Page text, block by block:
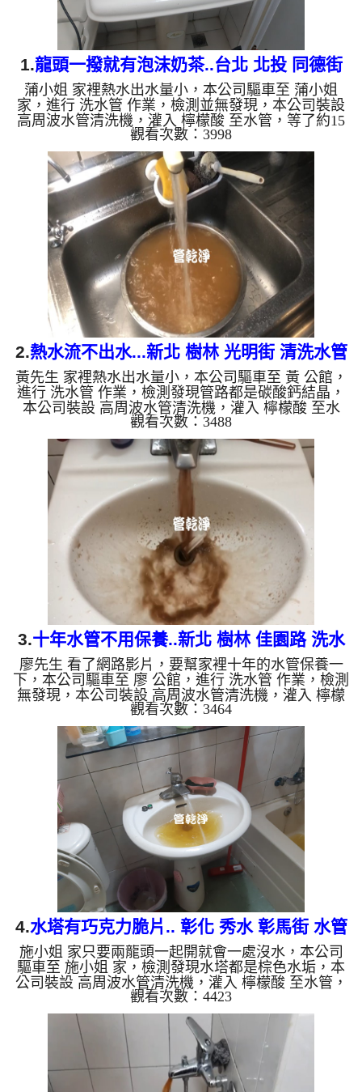
1.龍頭一撥就有泡沫奶茶..台北 北投 同德街
水管清洗
蒲小姐 家裡熱水出水量小，本公司驅車至 蒲小姐
家，進行 洗水管 作業，檢測並無發現，本公司裝設
高周波水管清洗機，灌入 檸檬酸 至水管，等了約15
分，開啟 水管清洗機 ，啟動 螺旋波 模式，一洗就出
泡沫奶茶，二個多小時後，出水乾淨出水量恢復了。
如是自來水，如水管老化，會產生鐵鏽跟泥沙堆積，
洗出來的水就會是咖啡色，地下水含有氧化錳，管壁
上會結成黑色管垢，洗出來的水會跟石油一樣黑，有
些洗出綠色的水，是因為裡面有銅的物質，生鏽產生
銅綠，如是藍色的水，是因為水龍頭合金的養化造
成，有些水管洗出像...
觀看次數：3998
2.熱水流不出水...新北 樹林 光明街 清洗水管
黃先生 家裡熱水出水量小，本公司驅車至 黃 公館，
進行 洗水管 作業，檢測發現管路都是碳酸鈣結晶，
本公司裝設 高周波水管清洗機，灌入 檸檬酸 至水
管，等了約15分，開啟 水管清洗機 ，啟動 螺旋波 模
式，一洗就出黃色髒水，越洗就越髒，二個多小時
後，出水變乾淨出水量也恢復了。 如是自來水，如
水管老化，會產生鐵鏽跟泥沙堆積，洗出來的水就會
是咖啡色，地下水含有氧化錳，管壁上會結成黑色管
垢，洗出來的水會跟石油一樣黑，有些洗出綠色的
水，是因為裡面有銅的物質，生鏽產生銅綠，如是藍
色的水，是因為水龍頭合...
觀看次數：3488
3.十年水管不用保養..新北 樹林 佳園路 洗水
管
廖先生 看了網路影片，要幫家裡十年的水管保養一
下，本公司驅車至 廖 公館，進行 洗水管 作業，檢測
無發現，本公司裝設 高周波水管清洗機，灌入 檸檬
酸 至水管，等了約15分，開啟 水管清洗機 ，啟動 螺
旋波 模式，一洗就出髒水，越洗就越髒，看起來像
是咖啡，二個多小時後，出水變乾淨出水量也變大
了。 如是自來水，如水管老化，會產生鐵鏽跟泥沙
堆積，洗出來的水就會是咖啡色，地下水含有氧化
錳，管壁上會結成黑色管垢，洗出來的水會跟石油一
樣黑，有些洗出綠色的水，是因為裡面有銅的物質，
生鏽產生銅綠，如是藍色...
觀看次數：3464
4.水塔有巧克力脆片.. 彰化 秀水 彰馬街 水管
清洗
施小姐 家只要兩龍頭一起開就會一處沒水，本公司
驅車至 施小姐 家，檢測發現水塔都是棕色水垢，本
公司裝設 高周波水管清洗機，灌入 檸檬酸 至水管，
等了約15分，開啟 水管清洗機 ，啟動 螺旋波 模式，
一洗就出黃色髒水，一下變成了深綠色，水塔流出巧
克力脆片，四個多小時後，出水量恢復了。 如是自
來水，如水管老化，會產生鐵鏽跟泥沙堆積，洗出來
的水就會是咖啡色，地下水含有氧化錳，管壁上會結
成黑色管垢，洗出來的水會跟石油一樣黑，有些洗出
觀看次數：4423